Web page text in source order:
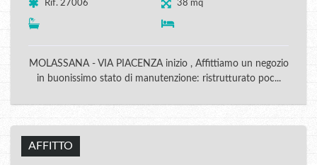
Rif. 27006 38 mq
MOLASSANA - VIA PIACENZA inizio , Affittiamo un negozio
in buonissimo stato di manutenzione: ristrutturato poc...
AFFITTO